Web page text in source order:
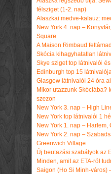
félsziget (1-2. nap)
Alaszkai medve-kalauz:
New York 4. nap –
Square
A Maison Rimbaud
Skócia kihagyhatatlan
Skye sziget top látnivalói
Edinburgh top 15
Glasgow látnivalói 24 óra
Mikor utazzunk Skóciába?
szezon
New York 3. nap – High
New York top látnivalói 1
New York 1. nap – Harlem,
New York 2. nap –
Greenwich Village
Új beutazási szabályok az
Minden, amit az ETA-ról
Saigon (Ho Si Minh-város)